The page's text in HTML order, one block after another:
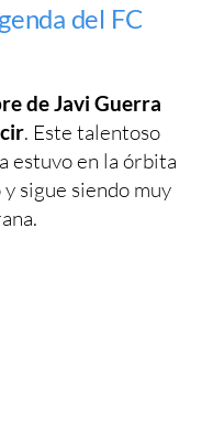
del FC
de Javi Guerra
. Este talentoso
estuvo en la órbita
sigue siendo muy